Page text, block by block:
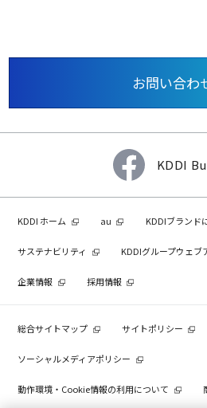
お問い合わ
KDDI
KDDI ホーム au KDDIブランド
サステナビリティ KDDIグループウェブ
企業情報 採用情報
総合サイトマップ サイトポリシー
ソーシャルメディアポリシー
動作環境・Cookie情報の利用について